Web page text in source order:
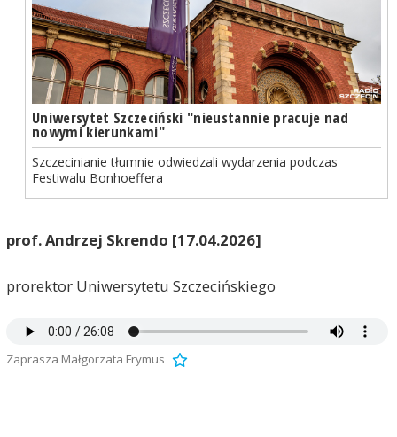
Uniwersytet Szczeciński "nieustannie pracuje nad
nowymi kierunkami"
Szczecinianie tłumnie odwiedzali wydarzenia podczas
Festiwalu Bonhoeffera
prof. Andrzej Skrendo [17.04.2026]
prorektor Uniwersytetu Szczecińskiego
Zaprasza Małgorzata Frymus